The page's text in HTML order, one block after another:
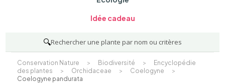
Idée cadeau
🔍Rechercher une plante par nom ou critères
Conservation Nature > Biodiversité >
Encyclopédie
des plantes
> Orchidaceae > Coelogyne
>
Coelogyne pandurata